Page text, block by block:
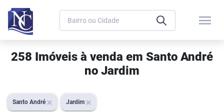
menu
258 Imóveis à venda em Santo André
no Jardim
Santo André Jardim